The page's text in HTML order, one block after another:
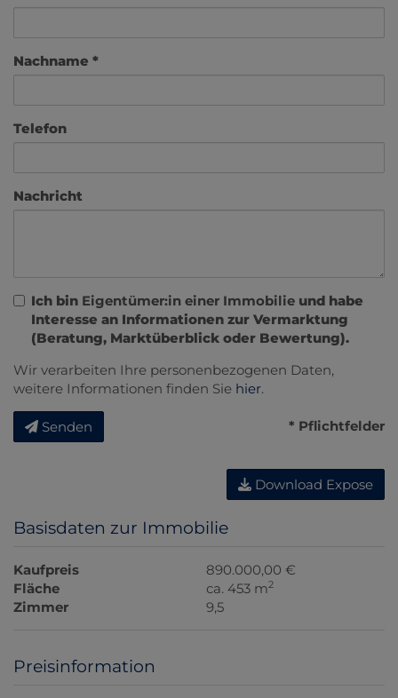
Nachname
Telefon
Nachricht
Ich bin Eigentümer:in einer Immobilie und habe
Interesse an Informationen zur Vermarktung
(Beratung, Marktüberblick oder Bewertung).
Wir verarbeiten Ihre personenbezogenen Daten,
weitere Informationen finden Sie hier.
Senden * Pflichtfelder
Download Expose
Basisdaten zur Immobilie
Kaufpreis
890.000,00 €
Fläche
ca. 453 m2
Zimmer 9,5
Preisinformation